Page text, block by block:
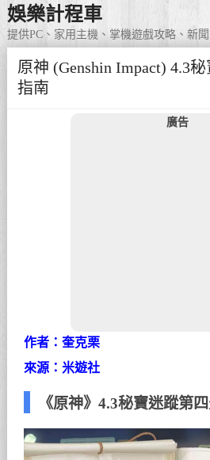
娛樂計程車
提供PC、家用主機、掌機遊戲攻略、新
原神 (Genshin Impact) 4.3
指南
廣告
作者：奎克栗
來源：米遊社
《原神》4.3秘寶迷蹤第